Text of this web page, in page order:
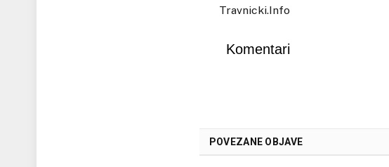
Travnicki.Info
Komentari
POVEZANE OBJAVE